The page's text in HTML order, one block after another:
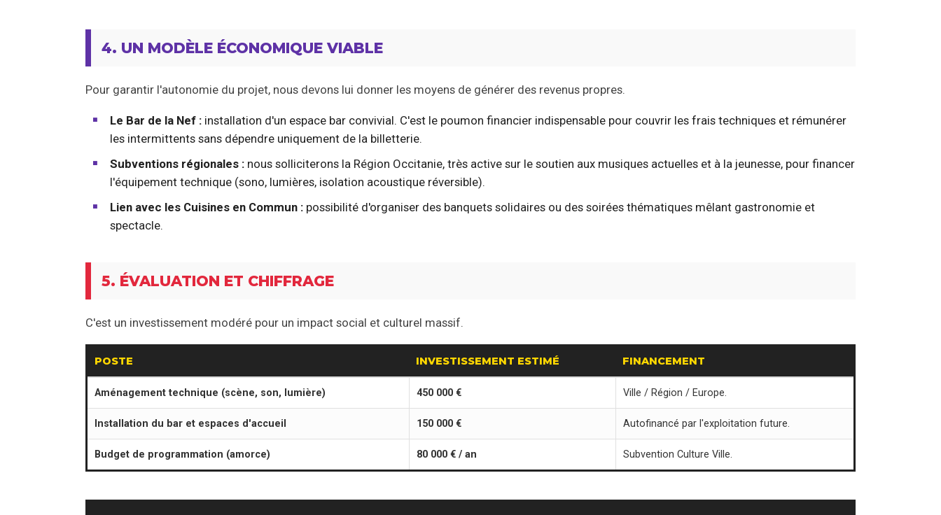
4. UN MODÈLE ÉCONOMIQUE VIABLE
Pour garantir l'autonomie du projet, nous devons lui donner les moyens de générer des revenus propres.
Le Bar de la Nef : installation d'un espace bar convivial. C'est le poumon financier indispensable pour couvrir les frais techniques et rémunérer
les intermittents sans dépendre uniquement de la billetterie.
Subventions régionales : nous solliciterons la Région Occitanie, très active sur le soutien aux musiques actuelles et à la jeunesse, pour financer
l'équipement technique (sono, lumières, isolation acoustique réversible).
Lien avec les Cuisines en Commun : possibilité d'organiser des banquets solidaires ou des soirées thématiques mêlant gastronomie et
spectacle.
5. ÉVALUATION ET CHIFFRAGE
C'est un investissement modéré pour un impact social et culturel massif.
POSTE INVESTISSEMENT ESTIMÉ FINANCEMENT
Aménagement technique (scène, son, lumière) 450 000 € Ville / Région / Europe.
Installation du bar et espaces d'accueil 150 000 € Autofinancé par l'exploitation future.
Budget de programmation (amorce) 80 000 € / an Subvention Culture Ville.